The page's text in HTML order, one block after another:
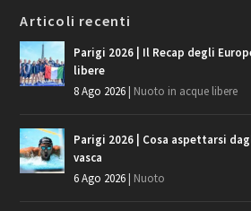
Articoli recenti
Parigi 2026 | Il Recap degli
libere
8 Ago 2026| Nuoto in acque libere
Parigi 2026 | Cosa aspettarsi
vasca
6 Ago 2026| Nuoto